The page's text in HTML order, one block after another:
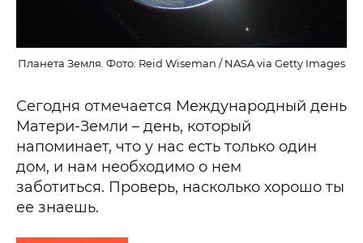
Планета Земля. Фото: Reid Wiseman / NASA via Getty Images
Сегодня отмечается Международный день
Матери-Земли – день, который
напоминает, что у нас есть только один
дом, и нам необходимо о нем
заботиться. Проверь, насколько хорошо ты
ее знаешь.